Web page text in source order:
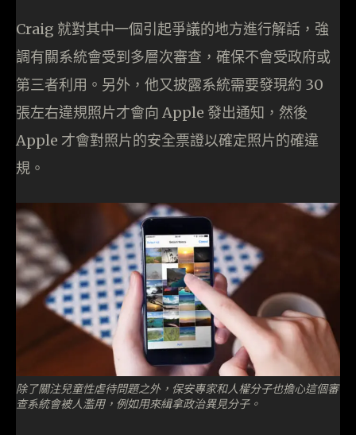
Craig 就對其中一個引起爭議的地方進行解話，強
調有關系統會受到多層次審查，確保不會受政府或
第三者利用。另外，他又披露系統需要發現約 30
張左右違規照片才會向 Apple 發出通知，然後
Apple 才會對照片的安全票證以確定照片的確違
規。
除了關注兒童性虐待問題之外，保安專家和人權分子也擔心這個審
查系統會被人濫用，例如用來緝拿政治異見分子。